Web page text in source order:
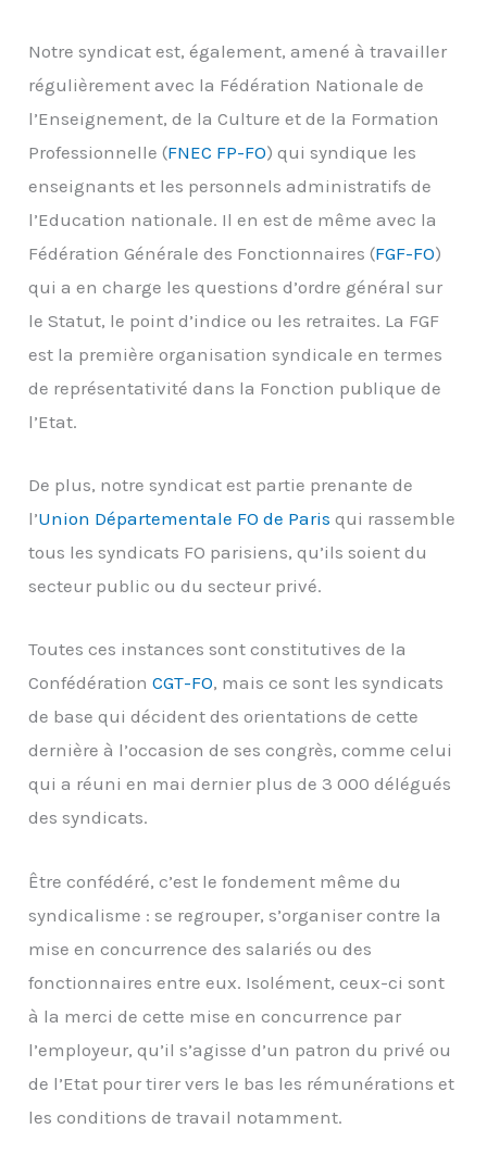
Notre syndicat est, également, amené à travailler
régulièrement avec la Fédération Nationale de
l’Enseignement, de la Culture et de la Formation
Professionnelle (FNEC FP-FO) qui syndique les
enseignants et les personnels administratifs de
l’Education nationale. Il en est de même avec la
Fédération Générale des Fonctionnaires (FGF-FO)
qui a en charge les questions d’ordre général sur
le Statut, le point d’indice ou les retraites. La FGF
est la première organisation syndicale en termes
de représentativité dans la Fonction publique de
l’Etat.
De plus, notre syndicat est partie prenante de
l’Union Départementale FO de Paris qui rassemble
tous les syndicats FO parisiens, qu’ils soient du
secteur public ou du secteur privé.
Toutes ces instances sont constitutives de la
ConfédérationCGT-FO, mais ce sont les syndicats
de base qui décident des orientations de cette
dernière à l’occasion de ses congrès, comme celui
qui a réuni en mai dernier plus de 3 000 délégués
des syndicats.
Être confédéré, c’est le fondement même du
syndicalisme : se regrouper, s’organiser contre la
mise en concurrence des salariés ou des
fonctionnaires entre eux. Isolément, ceux-ci sont
à la merci de cette mise en concurrence par
l’employeur, qu’il s’agisse d’un patron du privé ou
de l’Etat pour tirer vers le bas les rémunérations et
les conditions de travail notamment.